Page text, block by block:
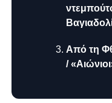
Από τη
/